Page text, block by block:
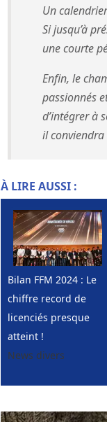
Un
Si jusqu’à
une courte
Enfin, le
passionnés
d’intégrer à
il
À LIRE AUSSI :
Bilan FFM 2024 : Le
chiffre record de
licenciés presque
atteint !
News divers